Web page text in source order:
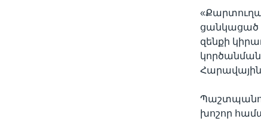
ցանկացած
զենքի
խոշոր